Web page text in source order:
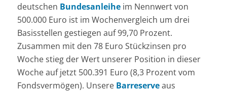
deutschen Bundesanleiheim Nennwert von
500.000 Euro ist im Wochenvergleich um drei
Basisstellen gestiegen auf 99,70 Prozent.
Zusammen mit den 78 Euro Stückzinsen pro
Woche stieg der Wert unserer Position in dieser
Woche auf jetzt 500.391 Euro (8,3 Prozent vom
Fondsvermögen). Unsere Barreserveaus